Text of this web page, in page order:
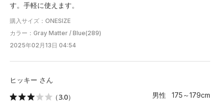
す。手軽に使えます。
購入サイズ：ONESIZE
カラー：Gray Matter / Blue(289)
2025年02月13日 04:54
ヒッキー さん
（3.0）
男性 175～179cm